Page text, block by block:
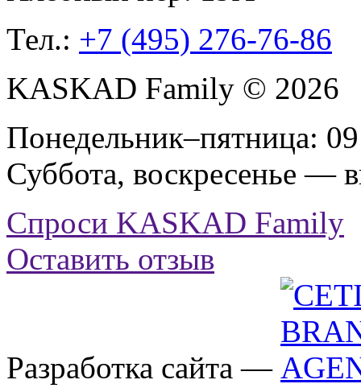
Тел.: +7 (495) 276-76-86
KASKAD Family © 2026
Понедельник–пятница:
Суббота, воскресенье —
Спроси KASKAD Family
Оставить отзыв
Разработка сайта —